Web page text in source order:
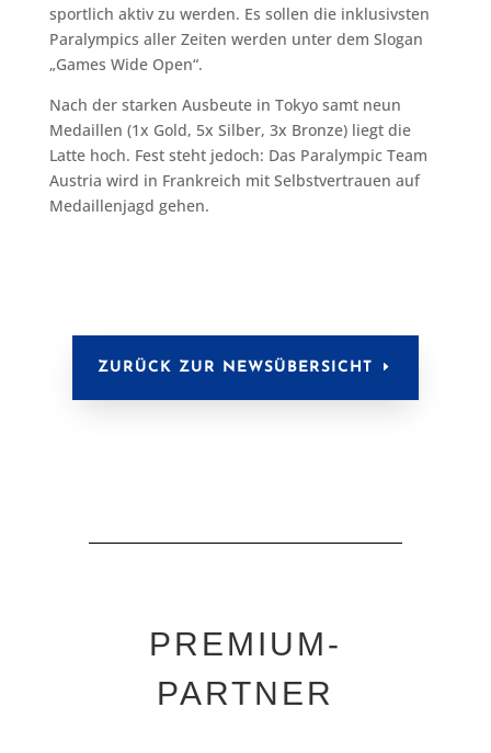
sportlich aktiv zu werden. Es sollen die inklusivsten
Paralympics aller Zeiten werden unter dem Slogan
„Games Wide Open“.
Nach der starken Ausbeute in Tokyo samt neun
Medaillen (1x Gold, 5x Silber, 3x Bronze) liegt die
Latte hoch. Fest steht jedoch: Das Paralympic Team
Austria wird in Frankreich mit Selbstvertrauen auf
Medaillenjagd gehen.
ZURÜCK ZUR NEWSÜBERSICHT
PREMIUM-
PARTNER